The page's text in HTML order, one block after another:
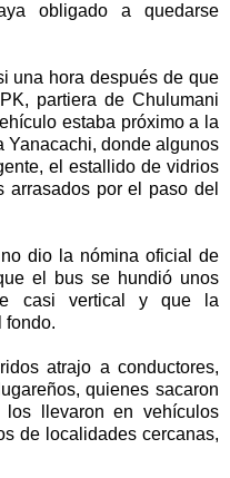
obligado a quedarse
una hora después de que
partiera de Chulumani
estaba próximo a la
Yanacachi, donde algunos
el estallido de vidrios
por el paso del
dio la nómina oficial de
el bus se hundió unos
casi vertical y que la
fondo.
atrajo a conductores,
quienes sacaron
llevaron en vehículos
de localidades cercanas,